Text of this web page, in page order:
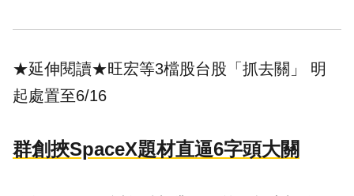
★延伸閱讀★旺宏等3檔股台股「抓去關」 明
起處置至6/16
群創挾SpaceX題材直逼6字頭大關